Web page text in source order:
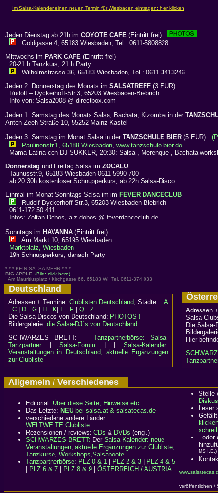
Jeden Dienstag ab 21h im COYOTE CAFE (Eintritt frei)
Goldgasse 4, 65183 Wiesbaden, Tel.: 0611-5808828
Mittwochs im PARK CAFE (Eintritt frei)
20-21 h Tanzkurs, 21 h Party
Wilhelmstrasse 36, 65183 Wiesbaden, Tel.: 0611-3413246
Jeden 2. Donnerstag des Monats im SALSATREFF (3 EUR)
Rudolf – Dyckerhoff-Str.3, 65203 Wiesbaden-Biebrich
Info von: Salsa2008 @ directbox.com
Jeden 1. Samstag des Monats Salsa, Bachata, Kizomba in der
Anton-Zeeh-Straße 10, 55252 Mainz-Kastel
Jeden 3. Samstag im Monat Salsa in der TANZSCHULE BIER (5 EUR)
Paulinenstr.1, 65189 Wiesbaden, www.tanzschule-bier.de
Mama Latina con DJ SUKKER, 20:30: Salsa-, Merenque-, Bachata-
Donnerstag und Freitag Salsa im ZOCALO
Taunusstr.9, 65183 Wiesbaden 0611-5990 700
ab 20.30h kostenloser Schnupperkurs, ab 22h Salsa-Disco
Einmal im Monat Sonntags Salsa im im FEVER DANCECLUB
Rudolf-Dyckerhoff Str.3, 65203 Wiesbaden-Biebrich
0611-172 50 411
Infos: Zoltan Dobos, a.z.dobos @ feverdanceclub.de
Sonntags im HAVANNA (Eintritt frei)
Am Markt 10, 65195 Wiesbaden
Marktplatz, Wiesbaden
19h Schnupperkurs, danach Party
* * * KEIN SALSA MEHR * * *
BIG APPLE, (Bild: click here)
Am Mauritiusplatz / Kirchgasse 66, 65183 WI, Tel. 0611-374 033
Deutschland
Adressen + Termine: Clublisten Deutschland, Städte: A
- C
D - G H - K L - P
Q - Z
Die Salsa-Discos von Deutschland: PHOTOS !
Bildergalerie: die Salsa-DJ´s von Deutschland
SCHWARZES BRETT:Tanzpartnerbörse: Salsa-
Tanzpartner|Salsa-Forum | |Salsa-Kalender:
Veranstaltungen in Deutschland, aktuelle Ergänzungen
zur Clubliste
Adressen
Salsa-
Die
Hier
Allgemein / Verschiedenes
Editorial: Über diese Seite, Hinweise etc..
Das Letzte: NEU bei salsa.at & salsatecas.de
verschiedene andere Länder:
WELTWEITE Clubliste
Rezensionen / reviews: CDs & DVDs (engl.)
SCHWARZES BRETT: Der Salsa-Kalender: neue
Veranstaltungen, aktuelle Ergänzungen zur Clubliste;
Tanzkurse, Workshops,Salsaboote...
Tanzpartnerbörse: PLZ 0 & 1 PLZ 2 & 3
PLZ 4 & 5
PLZ 6 & 7 PLZ 8 & 9 ÖSTERREICH / AUSTRIA
Stelle
Leser
klicken
..oder
MS I.E.)
veröffentlichen /